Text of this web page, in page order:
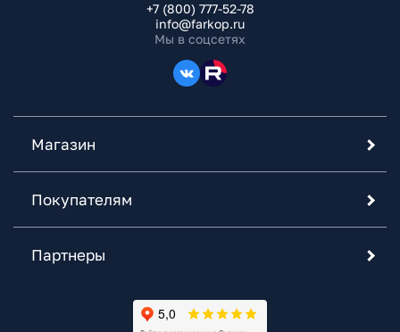
+7 (800) 777-52-78
info@farkop.ru
Мы в соцсетях
Магазин
Покупателям
Партнеры